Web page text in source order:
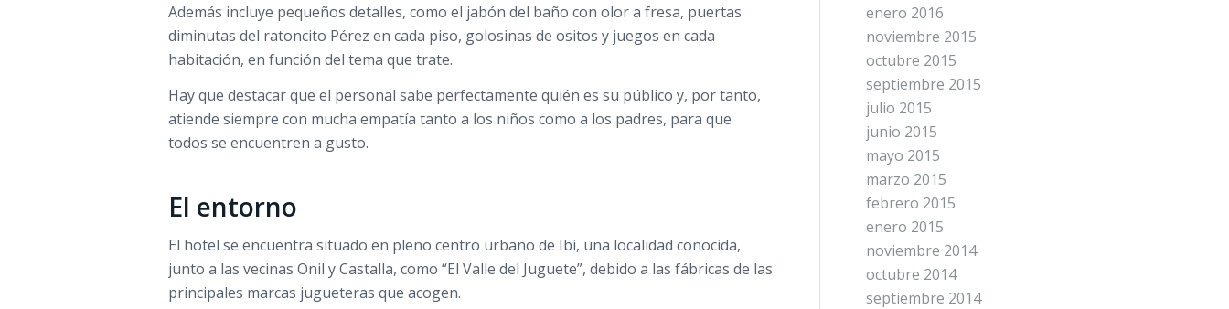
Además incluye pequeños detalles, como el jabón del baño con olor a fresa, puertas
diminutas del ratoncito Pérez en cada piso, golosinas de ositos y juegos en cada
habitación, en función del tema que trate.
Hay que destacar que el personal sabe perfectamente quién es su público y, por tanto,
atiende siempre con mucha empatía tanto a los niños como a los padres, para que
todos se encuentren a gusto.
El entorno
El hotel se encuentra situado en pleno centro urbano de Ibi, una localidad conocida,
junto a las vecinas Onil y Castalla, como “El Valle del Juguete”, debido a las fábricas de las
principales marcas jugueteras que acogen.
enero 2016
noviembre 2015
octubre 2015
septiembre 2015
julio 2015
junio 2015
mayo 2015
marzo 2015
febrero 2015
enero 2015
noviembre 2014
octubre 2014
septiembre 2014